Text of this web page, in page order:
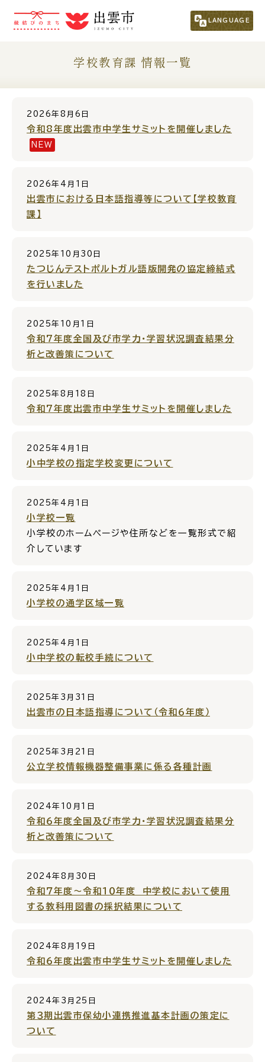
LANGUAGE
市民の方 （くらし・行政・議会）
観光される方
移住・定住をお考えの方
外国人の方へ
ふるさと納税
就職・転職・退職
高齢者・介護
目的から探す
学校教育課 情報一覧
2026年8月6日
令和8年度出雲市中学生サミットを開催しました
NEW
2026年4月1日
出雲市における日本語指導等について【学校教育
課】
2025年10月30日
たつじんテストポルトガル語版開発の協定締結式
を行いました
2025年10月1日
令和7年度全国及び市学力・学習状況調査結果分
析と改善策について
2025年8月18日
令和7年度出雲市中学生サミットを開催しました
2025年4月1日
小中学校の指定学校変更について
2025年4月1日
小学校一覧
小学校のホームページや住所などを一覧形式で紹
介しています
2025年4月1日
小学校の通学区域一覧
2025年4月1日
小中学校の転校手続について
2025年3月31日
出雲市の日本語指導について（令和６年度）
2025年3月21日
公立学校情報機器整備事業に係る各種計画
2024年10月1日
令和６年度全国及び市学力・学習状況調査結果分
析と改善策について
2024年8月30日
令和７年度～令和１０年度 中学校において使用
する教科用図書の採択結果について
2024年8月19日
令和６年度出雲市中学生サミットを開催しました
2024年3月25日
第３期出雲市保幼小連携推進基本計画の策定に
ついて